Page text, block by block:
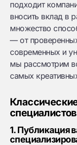
подходит
вносить вклад в
множество
— от
современных и
мы рассмотрим
самых
специалистов
1. Публикация